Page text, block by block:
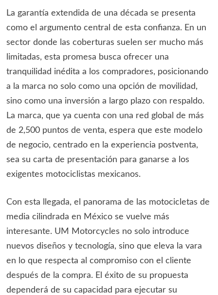
La garantía extendida de una década se presenta
como el argumento central de esta confianza. En un
sector donde las coberturas suelen ser mucho más
limitadas, esta promesa busca ofrecer una
tranquilidad inédita a los compradores, posicionando
a la marca no solo como una opción de movilidad,
sino como una inversión a largo plazo con respaldo.
La marca, que ya cuenta con una red global de más
de 2,500 puntos de venta, espera que este modelo
de negocio, centrado en la experiencia postventa,
sea su carta de presentación para ganarse a los
exigentes motociclistas mexicanos.
Con esta llegada, el panorama de las motocicletas de
media cilindrada en México se vuelve más
interesante. UM Motorcycles no solo introduce
nuevos diseños y tecnología, sino que eleva la vara
en lo que respecta al compromiso con el cliente
después de la compra. El éxito de su propuesta
dependerá de su capacidad para ejecutar su